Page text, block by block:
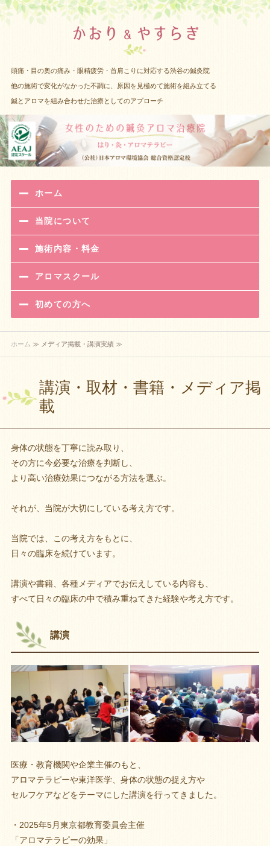
渋谷 女
頭痛・目の奥の痛み・眼精疲労・首肩こりに対応する渋谷の鍼灸院
他の施術で変化がなかった不調に、原因を見極めて施術を組み立てる
鍼とアロマを組み合わせた治療としてのアプローチ
ホーム
当院について
施術内容・料金
アロマスクール
初めての方へ
ホーム ≫ メディア掲載・講演実績 ≫
講演・取材・書籍・メディア掲
載
身体の状態を丁寧に読み取り、
その方に今必要な治療を判断し、
より高い治療効果につながる方法を選ぶ。
それが、当院が大切にしている考え方です。
当院では、この考え方をもとに、
日々の臨床を続けています。
講演や書籍、各種メディアでお伝えしている内容も、
すべて日々の臨床の中で積み重ねてきた経験や考え方です。
講演
医療・教育機関や企業主催のもと、
アロマテラピーや東洋医学、身体の状態の捉え方や
セルフケアなどをテーマにした講演を行ってきました。
・2025年5月東京都教育委員会主催
「アロマテラピーの効果」